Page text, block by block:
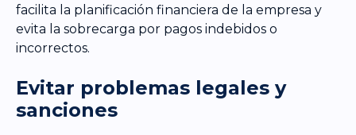
facilita la planificación financiera de la empresa y
evita la sobrecarga por pagos indebidos o
incorrectos.
Evitar problemas legales y
sanciones